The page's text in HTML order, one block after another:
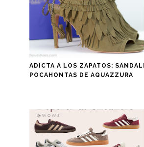
ADICTA A LOS ZAPATOS:
POCAHONTAS DE AQUAZZURA